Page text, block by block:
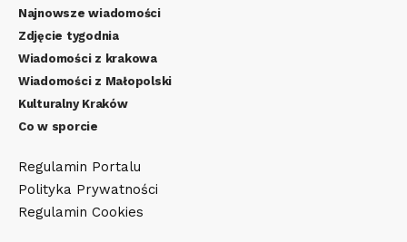
Najnowsze wiadomości
Zdjęcie tygodnia
Wiadomości z krakowa
Wiadomości z Małopolski
Kulturalny Kraków
Co w sporcie
Regulamin Portalu
Polityka Prywatności
Regulamin Cookies